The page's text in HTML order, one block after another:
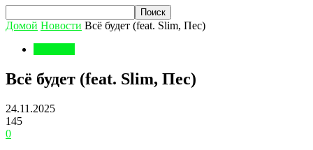
Домой Новости Всё будет (feat. Slim, Пес)
Всё будет (feat. Slim, Пес)
24.11.2025
145
0